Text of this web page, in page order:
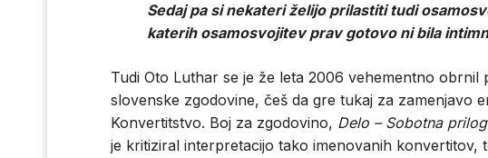
Sedaj pa si nekateri želijo prilastiti tudi
katerih osamosvojitev prav gotovo ni bila
Tudi Oto Luthar se je že leta 2006 vehementno obrnil
slovenske zgodovine, češ da gre tukaj za zamenjavo
Konvertitstvo. Boj za zgodovino, Delo – Sobotna
je kritiziral interpretacijo tako imenovanih konvertitov,